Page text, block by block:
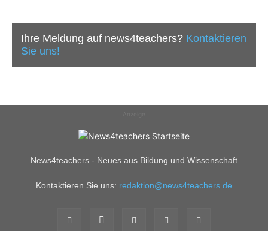
Ihre Meldung auf news4teachers? Kontaktieren
Sie uns!
News4teachers - Neues aus Bildung und Wissenschaft
Kontaktieren Sie uns: redaktion@news4teachers.de